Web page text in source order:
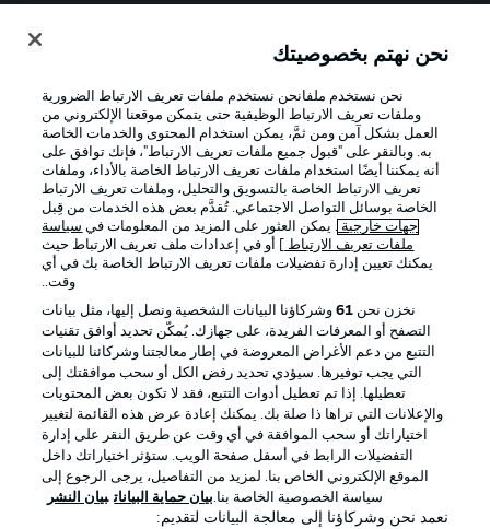
الإعلانات الإخطارات القانونية
شروط الاستخدام الوظائف
جهة النشر تواصل معنا
اللاعبون
نحن نهتم بخصوصيتك
نحن نستخدم ملفانحن نستخدم ملفات تعريف الارتباط الضرورية
وملفات تعريف الارتباط الوظيفية حتى يتمكن موقعنا الإلكتروني من
العمل بشكل آمن ومن ثمَّ، يمكن استخدام المحتوى والخدمات الخاصة
به. وبالنقر على "قبول جميع ملفات تعريف الارتباط"، فإنك توافق على
أنه يمكننا أيضًا استخدام ملفات تعريف الارتباط الخاصة بالأداء، وملفات
تعريف الارتباط الخاصة بالتسويق والتحليل، وملفات تعريف الارتباط
الخاصة بوسائل التواصل الاجتماعي. تُقدَّم بعض هذه الخدمات من قِبل
جهات خارجية . يمكن العثور على المزيد من المعلومات في سياسة
ملفات تعريف الارتباط
] أو في إعدادات ملف تعريف الارتباط حيث
يمكنك تعيين إدارة تفضيلات ملفات تعريف الارتباط الخاصة بك في أي
وقت..
نخزن نحن 61وشركاؤنا البيانات الشخصية ونصل إليها، مثل بيانات
التصفح أو المعرفات الفريدة، على جهازك. يُمكّن تحديد أوافق تقنيات
التتبع من دعم الأغراض المعروضة في إطار معالجتنا وشركائنا للبيانات
التي يجب توفيرها. سيؤدي تحديد رفض الكل أو سحب موافقتك إلى
تعطيلها. إذا تم تعطيل أدوات التتبع، فقد لا تكون بعض المحتويات
والإعلانات التي تراها ذا صلة بك. يمكنك إعادة عرض هذه القائمة لتغيير
اختياراتك أو سحب الموافقة في أي وقت عن طريق النقر على إدارة
التفضيلات الرابط في أسفل صفحة الويب. ستؤثر اختياراتك داخل
الموقع الإلكتروني الخاص بنا. لمزيد من التفاصيل، يرجى الرجوع إلى
سياسة الخصوصية الخاصة بنا.بيان حماية البيانات بيان النشر
نعمد نحن وشركاؤنا إلى معالجة البيانات لتقديم: